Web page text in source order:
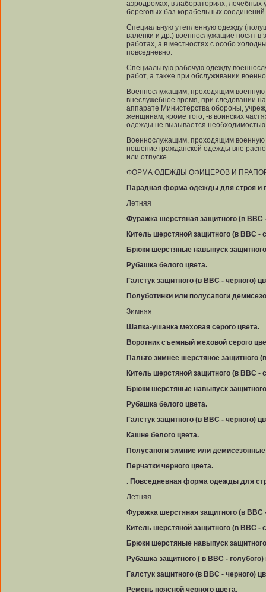
аэродромах, в лабораториях, лечебных
береговых баз корабельных соединений.
Специальную утепленную одежду
валенки и др.) военнослужащие носят в
работах, а в местностях с особо
повседневно.
Специальную рабочую одежду
работ, а также при обслуживании
Военнослужащим, проходящим военную
внеслужебное время, при следовании
аппарате Министерства обороны,
женщинам, кроме того, -в воинских
одежды не вызывается
Военнослужащим, проходящим военную
ношение гражданской одежды вне
или отпуске.
ФОРМА ОДЕЖДЫ ОФИЦЕРОВ И
Парадная форма одежды для строя и
Летняя
Фуражка шерстяная защитного (в ВВС
Китель шерстяной защитного (в ВВС -
Брюки шерстяные навыпуск
Рубашка белого цвета.
Галстук защитного (в ВВС - черного)
Полуботинки или полусапоги
Зимняя
Шапка-ушанка меховая серого цвета.
Воротник съемный меховой серого
Пальто зимнее шерстяное защитного
Китель шерстяной защитного (в ВВС -
Брюки шерстяные навыпуск
Рубашка белого цвета.
Галстук защитного (в ВВС - черного)
Кашне белого цвета.
Полусапоги зимние или
Перчатки черного цвета.
. Повседневная форма одежды для
Летняя
Фуражка шерстяная защитного (в ВВС
Китель шерстяной защитного (в ВВС -
Брюки шерстяные навыпуск
Рубашка защитного ( в ВВС - голубого)
Галстук защитного (в ВВС - черного)
Ремень поясной черного цвета.